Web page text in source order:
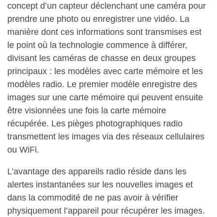
concept d’un capteur déclenchant une caméra pour
prendre une photo ou enregistrer une vidéo. La
manière dont ces informations sont transmises est
le point où la technologie commence à différer,
divisant les caméras de chasse en deux groupes
principaux : les modèles avec carte mémoire et les
modèles radio. Le premier modèle enregistre des
images sur une carte mémoire qui peuvent ensuite
être visionnées une fois la carte mémoire
récupérée. Les pièges photographiques radio
transmettent les images via des réseaux cellulaires
ou WiFi.
L’avantage des appareils radio réside dans les
alertes instantanées sur les nouvelles images et
dans la commodité de ne pas avoir à vérifier
physiquement l’appareil pour récupérer les images.